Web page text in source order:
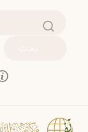
بحث